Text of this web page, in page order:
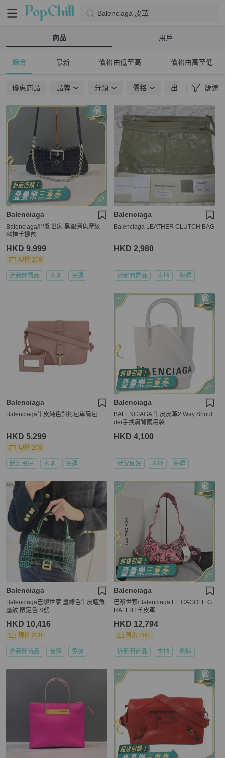
Balenciaga 皮革
商品 用戶
綜合 最新 價格由低至高 價格由高至低
優惠商品 品牌 分類 價格 出貨地點 篩選
Balenciaga
Balenciaga/巴黎世家 黑銀鰐魚壓紋
斜挎手提包
HKD 9,999
現折 200
近新閒置品 本地 免運
Balenciaga
Balenciaga LEATHER CLUTCH BAG
HKD 2,980
近新閒置品 本地 免運
Balenciaga
Balenciaga牛皮純色斜挎包單肩包
HKD 5,299
現折 200
狀況良好 本地 免運
Balenciaga
BALENCIAGA 牛皮皮革2 Way Shoul
der手挽肩背兩用袋
HKD 4,100
狀況良好 本地 免運
Balenciaga
Balenciaga巴黎世家 墨綠色牛皮鱷魚
壓紋 限定色 S號
HKD 10,416
現折 200
近新閒置品 台灣 免運
Balenciaga
巴黎世家/Balenciaga LE CAGOLE G
RAFFITI 羊皮革
HKD 12,794
現折 200
近新閒置品 本地 免運